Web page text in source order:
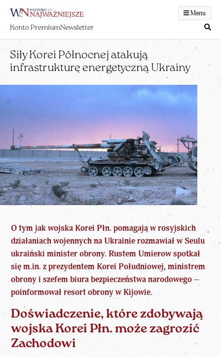
Menu
Konto PremiumNewsletter
Siły Korei Północnej atakują
infrastrukturę energetyczną Ukrainy
O tym jak wojska Korei Płn. pomagają w rosyjskich
działaniach wojennych na Ukrainie rozmawiał w Seulu
ukraiński minister obrony. Rustem Umierow spotkał
się m.in. z prezydentem Korei Południowej, ministrem
obrony i szefem biura bezpieczeństwa narodowego –
poinformował resort obrony w Kijowie.
Doświadczenie, które zdobywają
wojska Korei Płn. może zagrozić
Zachodowi